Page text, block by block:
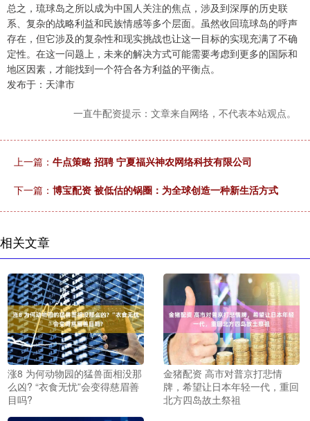
总之，琉球岛之所以成为中国人关注的焦点，涉及到深厚的历史联
系、复杂的战略利益和民族情感等多个层面。虽然收回琉球岛的呼声
存在，但它涉及的复杂性和现实挑战也让这一目标的实现充满了不确
定性。在这一问题上，未来的解决方式可能需要考虑到更多的国际和
地区因素，才能找到一个符合各方利益的平衡点。
发布于：天津市
一直牛配资提示：文章来自网络，不代表本站观点。
上一篇： 牛点策略 招聘 宁夏福兴神农网络科技有限公司
下一篇： 博宝配资 被低估的锅圈：为全球创造一种新生活方式
相关文章
涨8 为何动物园的猛兽面相没那
么凶? “衣食无忧”会变得慈眉善
目吗?
金猪配资 高市对普京打悲情
牌，希望让日本年轻一代，重回
北方四岛故土祭祖